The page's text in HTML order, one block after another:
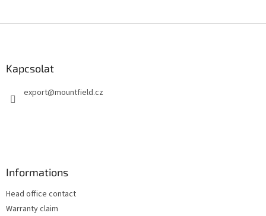
Kapcsolat
export@mountfield.cz
Informations
Head office contact
Warranty claim